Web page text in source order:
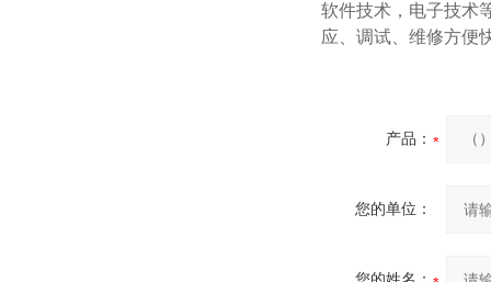
软件技术，电子技术
应、调试、维修方便
产品：
您的单位：